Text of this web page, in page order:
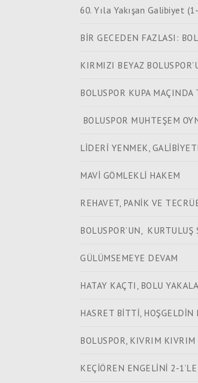
60. Yıla Yakışan Galibiyet
BİR GECEDEN FAZLASI:
KIRMIZI BEYAZ
BOLUSPOR KUPA
BOLUSPOR MUHTEŞEM
LİDERİ YENMEK,
MAVİ GÖMLEKLİ HAKEM
REHAVET, PANİK VE
BOLUSPOR’UN, KURTULUŞ
GÜLÜMSEMEYE DEVAM
HATAY KAÇTI, BOLU
HASRET BİTTİ,
BOLUSPOR, KIVRIM KIVRIM
KEÇİÖREN ENGELİNİ 2-